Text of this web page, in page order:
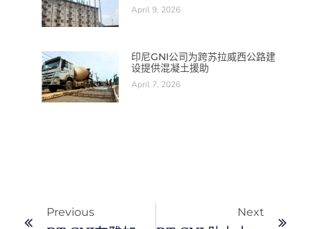
April 9, 2026
印尼GNI公司为跨苏拉威西公路建
设提供混凝土援助
April 7, 2026
Previous Next